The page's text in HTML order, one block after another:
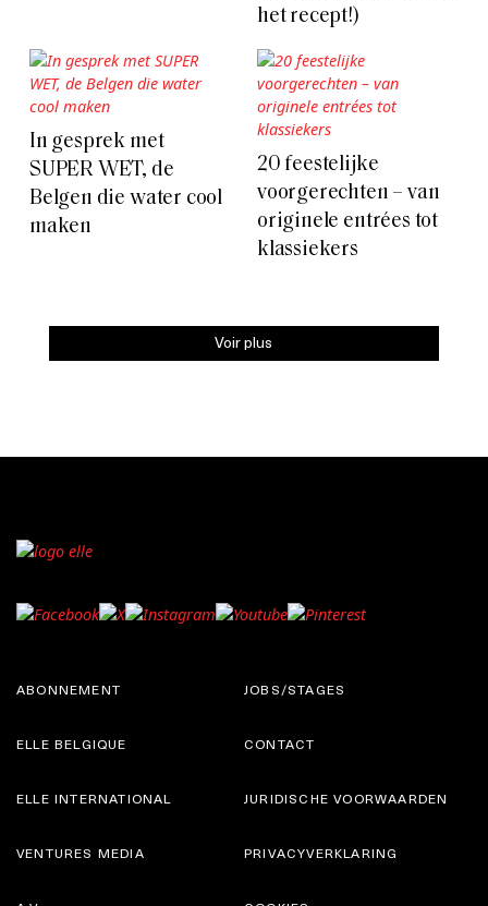
het recept!)
In gesprek met
SUPER WET, de
Belgen die water cool
maken
20 feestelijke
voorgerechten – van
originele entrées tot
klassiekers
Voir plus
ABONNEMENT
ELLE BELGIQUE
JOBS/STAGES
CONTACT
ELLE INTERNATIONAL
VENTURES MEDIA
JURIDISCHE VOORWAARDEN
PRIVACYVERKLARING